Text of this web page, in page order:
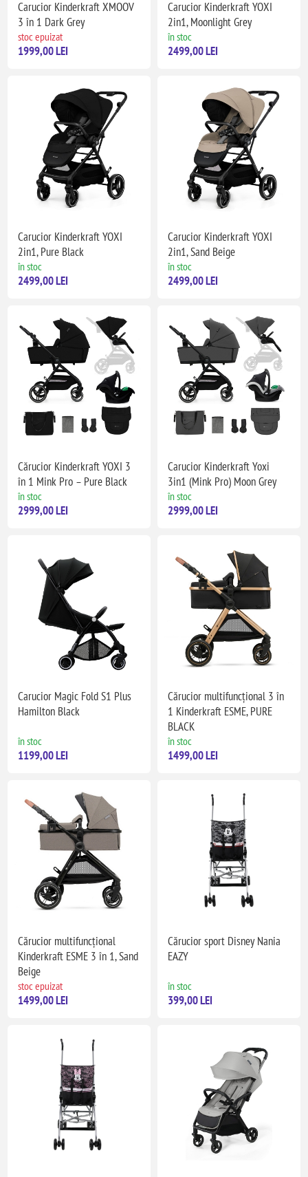
Carucior Kinderkraft XMOOV
3 în 1 Dark Grey
stoc epuizat
1999,00 LEI
Carucior Kinderkraft YOXI
2in1, Moonlight Grey
în stoc
2499,00 LEI
Carucior Kinderkraft YOXI
2in1, Pure Black
în stoc
2499,00 LEI
Carucior Kinderkraft YOXI
2in1, Sand Beige
în stoc
2499,00 LEI
Cărucior Kinderkraft YOXI 3
în 1 Mink Pro – Pure Black
în stoc
2999,00 LEI
Carucior Kinderkraft Yoxi
3in1 (Mink Pro) Moon Grey
în stoc
2999,00 LEI
Carucior Magic Fold S1 Plus
Hamilton Black
în stoc
1199,00 LEI
Cărucior multifuncțional 3 în
1 Kinderkraft ESME, PURE
BLACK
în stoc
1499,00 LEI
Cărucior multifuncțional
Kinderkraft ESME 3 în 1, Sand
Beige
stoc epuizat
1499,00 LEI
Cărucior sport Disney Nania
EAZY
în stoc
399,00 LEI